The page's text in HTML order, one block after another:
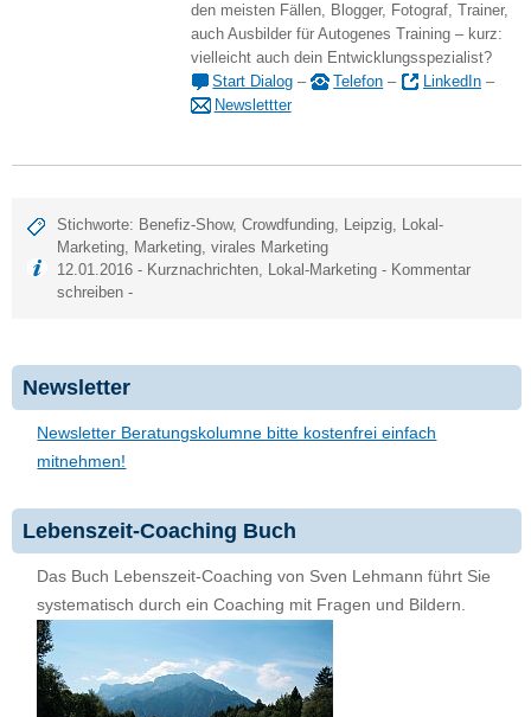
den meisten Fällen, Blogger, Fotograf, Trainer,
auch Ausbilder für Autogenes Training – kurz:
vielleicht auch dein Entwicklungsspezialist?
Start Dialog – Telefon – LinkedIn –
Newslettter
Stichworte: Benefiz-Show,Crowdfunding, Leipzig, Lokal-
Marketing, Marketing,virales Marketing
12.01.2016 - Kurznachrichten, Lokal-Marketing - Kommentar
schreiben -
Newsletter
Newsletter Beratungskolumne bitte kostenfrei einfach
mitnehmen!
Lebenszeit-Coaching Buch
Das Buch Lebenszeit-Coaching von Sven Lehmann führt Sie
systematisch durch ein Coaching mit Fragen und Bildern.